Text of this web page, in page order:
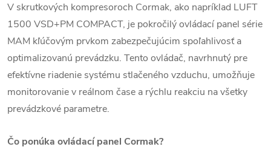
V skrutkových kompresoroch Cormak, ako napríklad LUFT
1500 VSD+PM COMPACT, je pokročilý ovládací panel série
MAM kľúčovým prvkom zabezpečujúcim spoľahlivosť a
optimalizovanú prevádzku. Tento ovládač, navrhnutý pre
efektívne riadenie systému stlačeného vzduchu, umožňuje
monitorovanie v reálnom čase a rýchlu reakciu na všetky
prevádzkové parametre.
Čo ponúka ovládací panel Cormak?